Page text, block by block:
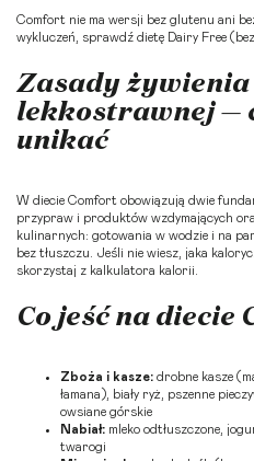
Comfort nie ma wersji bez glutenu ani
wykluczeń, sprawdź dietę Dairy Free
Zasady żywienia
lekkostrawnej —
unikać
W diecie Comfort obowiązują dwie
przypraw i produktów wzdymających
kulinarnych: gotowania w wodzie i na
bez tłuszczu. Jeśli nie wiesz, jaka
skorzystaj z kalkulatora kalorii
Co jeść na diecie
Zboża i kasze: drobne kasze
łamana), biały ryż, pszenne
owsiane górskie
Nabiał: mleko odtłuszczone,
twarogi